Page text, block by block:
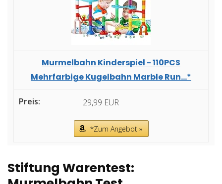
Murmelbahn Kinderspiel - 110PCS
Mehrfarbige Kugelbahn Marble Run...*
29,99 EUR
*Zum Angebot »
Stiftung Warentest: